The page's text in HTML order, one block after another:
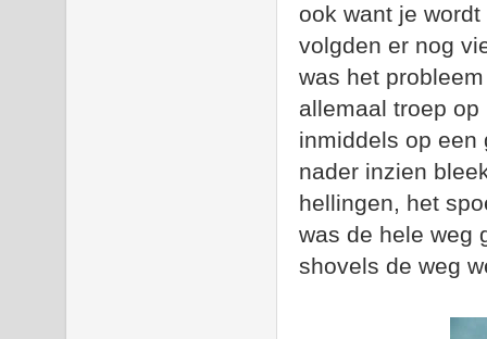
ook want je
volgden er nog
was het
allemaal troep
inmiddels op een
nader inzien
hellingen, het
was de hele weg
shovels de weg